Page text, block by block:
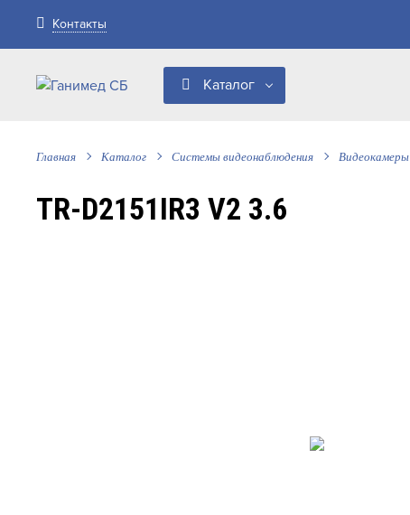
Контакты
Каталог
Главная Каталог Системы видеонаблюдения Видеокамеры
TR-D2151IR3 V2 3.6